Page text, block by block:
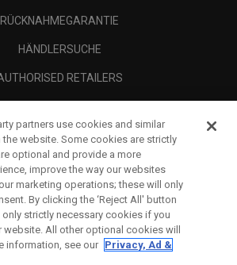
RÜCKNAHMEGARANTIE
HÄNDLERSUCHE
RETAILERS
RECHTLICHES-
partners use cookies and similar
website. Some cookies are strictly
optional and provide a more
improve the way our websites
marketing operations; these will only
By clicking the ‘Reject All' button
strictly necessary cookies if you
website. All other optional cookies will
information, see our Privacy, Ad &